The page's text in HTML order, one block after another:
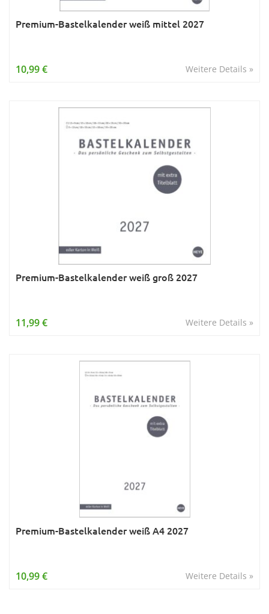
Premium-Bastelkalender weiß mittel 2027
Weitere Details »
10,99 €
Premium-Bastelkalender weiß groß 2027
Weitere Details »
11,99 €
Premium-Bastelkalender weiß A4 2027
Weitere Details »
10,99 €